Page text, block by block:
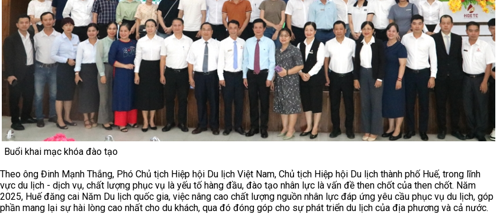
Buổi khai mạc khóa đào tạo
Theo ông Đinh Mạnh Thắng, Phó Chủ tịch Hiệp hội Du lịch Việt Nam, Chủ tịch Hiệp hội Du lịch thành phố Huế, trong lĩnh
vực du lịch - dịch vụ, chất lượng phục vụ là yếu tố hàng đầu, đào tạo nhân lực là vấn đề then chốt của then chốt. Năm
2025, Huế đăng cai Năm Du lịch quốc gia, việc nâng cao chất lượng nguồn nhân lực đáp ứng yêu cầu phục vụ du lịch, góp
phần mang lại sự hài lòng cao nhất cho du khách, qua đó đóng góp cho sự phát triển du lịch của địa phương và cả nước.